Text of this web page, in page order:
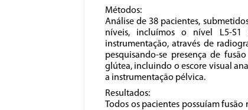
Métodos:
Análise de 38 pacientes,
níveis, incluímos o nível L5-S1
instrumentação, através de
pesquisando-se presença de
glútea, incluindo o escore visual
a instrumentação pélvica.
Resultados:
Todos os pacientes possuíam